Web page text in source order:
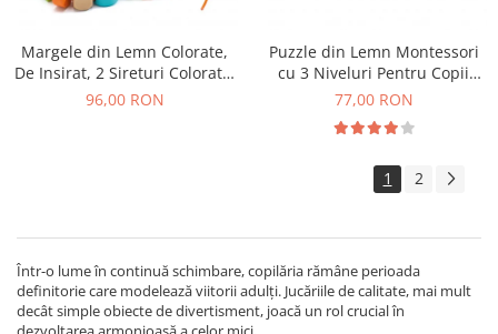
Margele din Lemn Colorate,
De Insirat, 2 Sireturi Colorate,
24 Margele
96,00 RON
Puzzle din Lemn Montessori
cu 3 Niveluri Pentru Copii
Mici, Animale si Forme
77,00 RON
1 2
Într-o lume în continuă schimbare, copilăria rămâne perioada
definitorie care modelează viitorii adulți. Jucăriile de calitate, mai mult
decât simple obiecte de divertisment, joacă un rol crucial în